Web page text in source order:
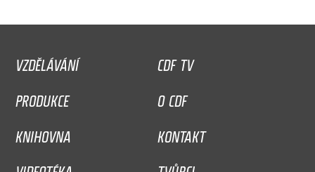
VZDĚLÁVÁNÍ
CDF TV
PRODUKCE
O CDF
KNIHOVNA
KONTAKT